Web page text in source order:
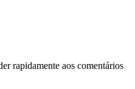
rapidamente aos comentários